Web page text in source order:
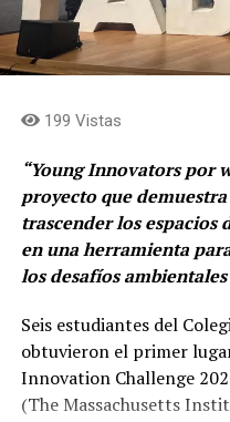
199 Vistas
“Young Innovators por
proyecto que
trascender los espacios
en una herramienta
los desafíos
Seis estudiantes del
obtuvieron el primer
Innovation Challenge
(The Massachusetts